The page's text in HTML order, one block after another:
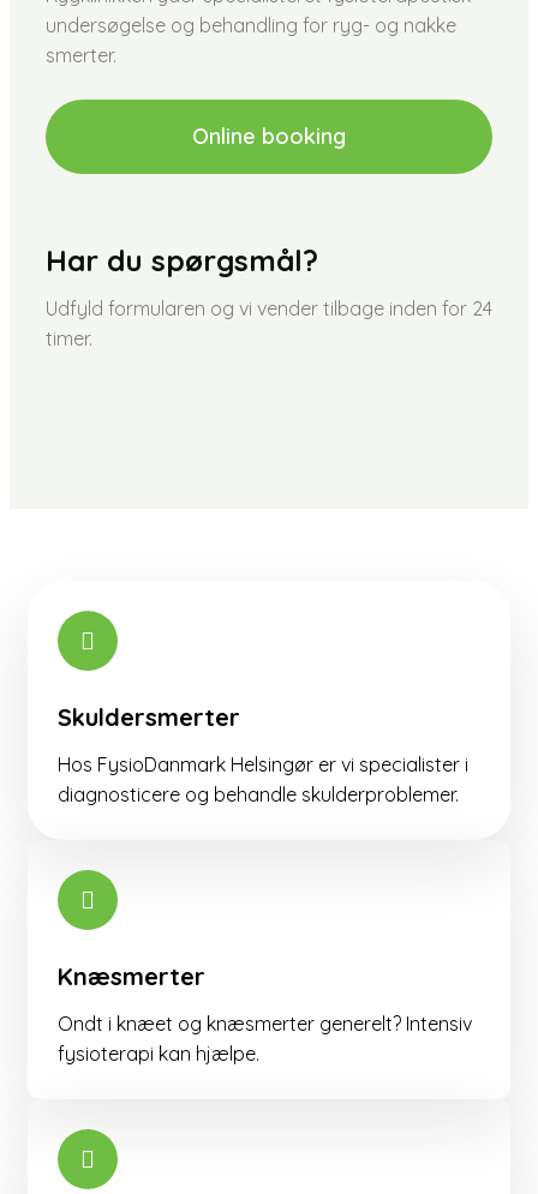
undersøgelse og behandling for ryg- og nakke
smerter.
Online booking
Har du spørgsmål?
Udfyld formularen og vi vender tilbage inden for 24
timer.
Skuldersmerter
Hos FysioDanmark Helsingør er vi specialister i
diagnosticere og behandle skulderproblemer.​​
Knæsmerter
Ondt i knæet og knæsmerter generelt? Intensiv
fysioterapi kan hjælpe.​